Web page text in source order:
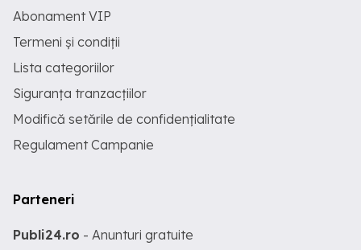
Abonament VIP
Termeni și condiții
Lista categoriilor
Siguranța tranzacțiilor
Modifică setările de confidențialitate
Regulament Campanie
Parteneri
Publi24.ro - Anunturi gratuite